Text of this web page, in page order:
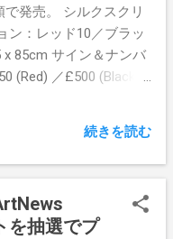
発売。 シルクスクリ
ン：レッド10／ブラッ
x 85cm サイン＆ナンバ
(Red) ／£500 (Black)
続きを読む
を抽選でプ